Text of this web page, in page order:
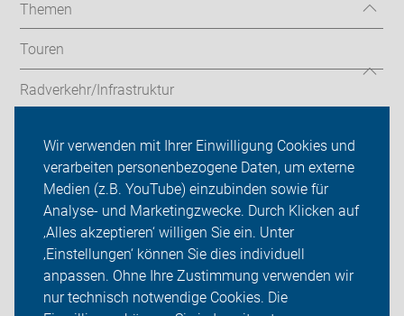
Wir verwenden mit Ihrer Einwilligung Cookies und
verarbeiten personenbezogene Daten, um externe
Medien (z.B. YouTube) einzubinden sowie für
Analyse- und Marketingzwecke. Durch Klicken auf
‚Alles akzeptieren‘ willigen Sie ein. Unter
‚Einstellungen‘ können Sie dies individuell
anpassen. Ohne Ihre Zustimmung verwenden wir
nur technisch notwendige Cookies. Die
Themen
Touren
Radverkehr/Infrastruktur
ADFC Haan
Sei dabei
Presse
Login